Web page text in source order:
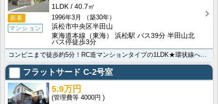
新着
マンション
1LDK
40.7㎡
1996年3月
（築30年）
浜松市中央区半田山
東海道本線（東海） 浜松駅 バス39分 半田山北
バス停徒歩3分
コンビニまで徒歩約5分！RC造マンションタイプの1LDK★環状線へのアクセス良好で通勤にも便利な立地･･･
フラットサード C-2号室
5.9万円
4000円